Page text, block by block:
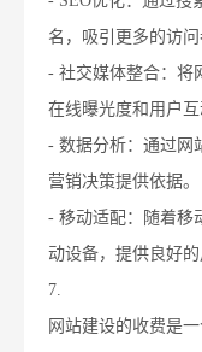
名，吸引更多的访问
- 社交媒体整合：将
在线曝光度和用户互
- 数据分析：通过网
营销决策提供依据。
- 移动适配：随着移
动设备，提供良好的
7.
网站建设的收费是